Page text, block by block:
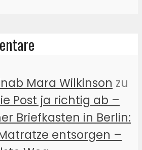
Mara Wilkinson zu
Post ja richtig ab –
Briefkasten in Berlin:
entsorgen –